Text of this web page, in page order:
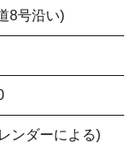
8号沿い)
ンダーによる)